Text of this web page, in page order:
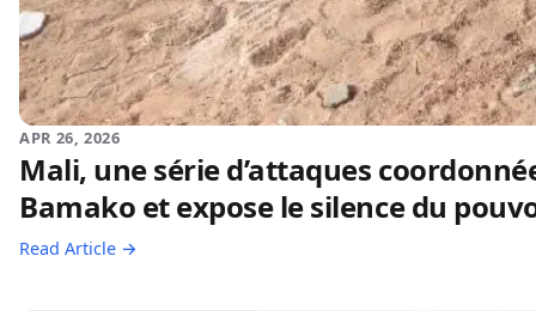
APR 26, 2026
Mali, une série d’attaques
Bamako et expose le silence du
Read Article →